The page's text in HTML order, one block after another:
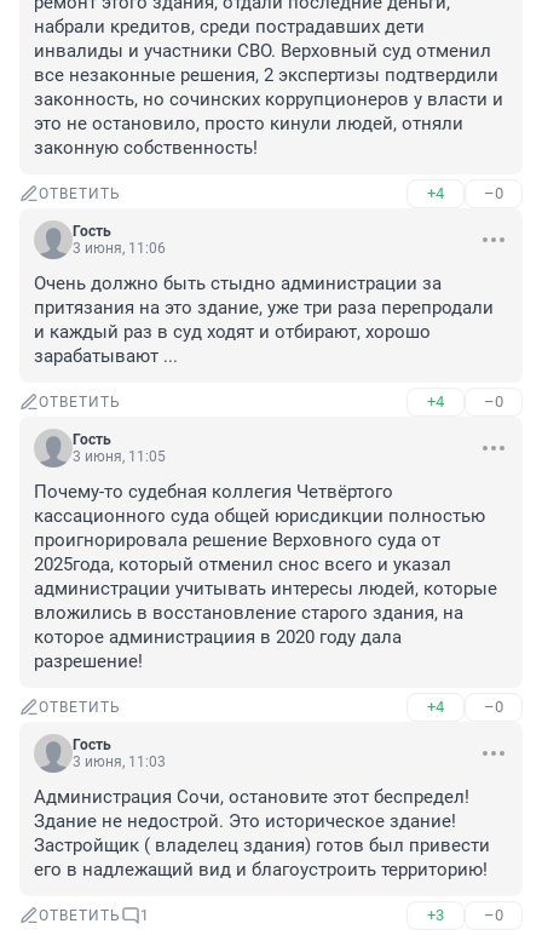
набрали кредитов, среди пострадавших дети
инвалиды и участники СВО. Верховный суд отменил
все незаконные решения, 2 экспертизы подтвердили
законность, но сочинских коррупционеров у власти и
это не остановило, просто кинули людей, отняли
законную собственность!
ОТВЕТИТЬ +4 –0
Гость
3 июня, 11:06
Очень должно быть стыдно администрации за
притязания на это здание, уже три раза перепродали
и каждый раз в суд ходят и отбирают, хорошо
зарабатывают ...
ОТВЕТИТЬ +4 –0
Гость
3 июня, 11:05
Почему-то судебная коллегия Четвёртого
кассационного суда общей юрисдикции полностью
проигнорировала решение Верховного суда от
2025года, который отменил снос всего и указал
администрации учитывать интересы людей, которые
вложились в восстановление старого здания, на
которое администрациия в 2020 году дала
разрешение!
ОТВЕТИТЬ +4 –0
Гость
3 июня, 11:03
Администрация Сочи, остановите этот беспредел!
Здание не недострой. Это историческое здание!
Застройщик ( владелец здания) готов был привести
его в надлежащий вид и благоустроить территорию!
ОТВЕТИТЬ 1 +3 –0